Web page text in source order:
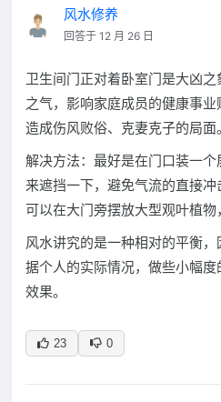
风水修养
回答于 12 月 26 日
卫生间门正对着卧室门是大凶
之气，影响家庭成员的健康事
造成伤风败俗、克妻克子的局面。
解决方法：最好是在门口装一
来遮挡一下，避免气流的直接
可以在大门旁摆放大型观叶植物
风水讲究的是一种相对的平衡
据个人的实际情况，做些小幅
效果。
23 0